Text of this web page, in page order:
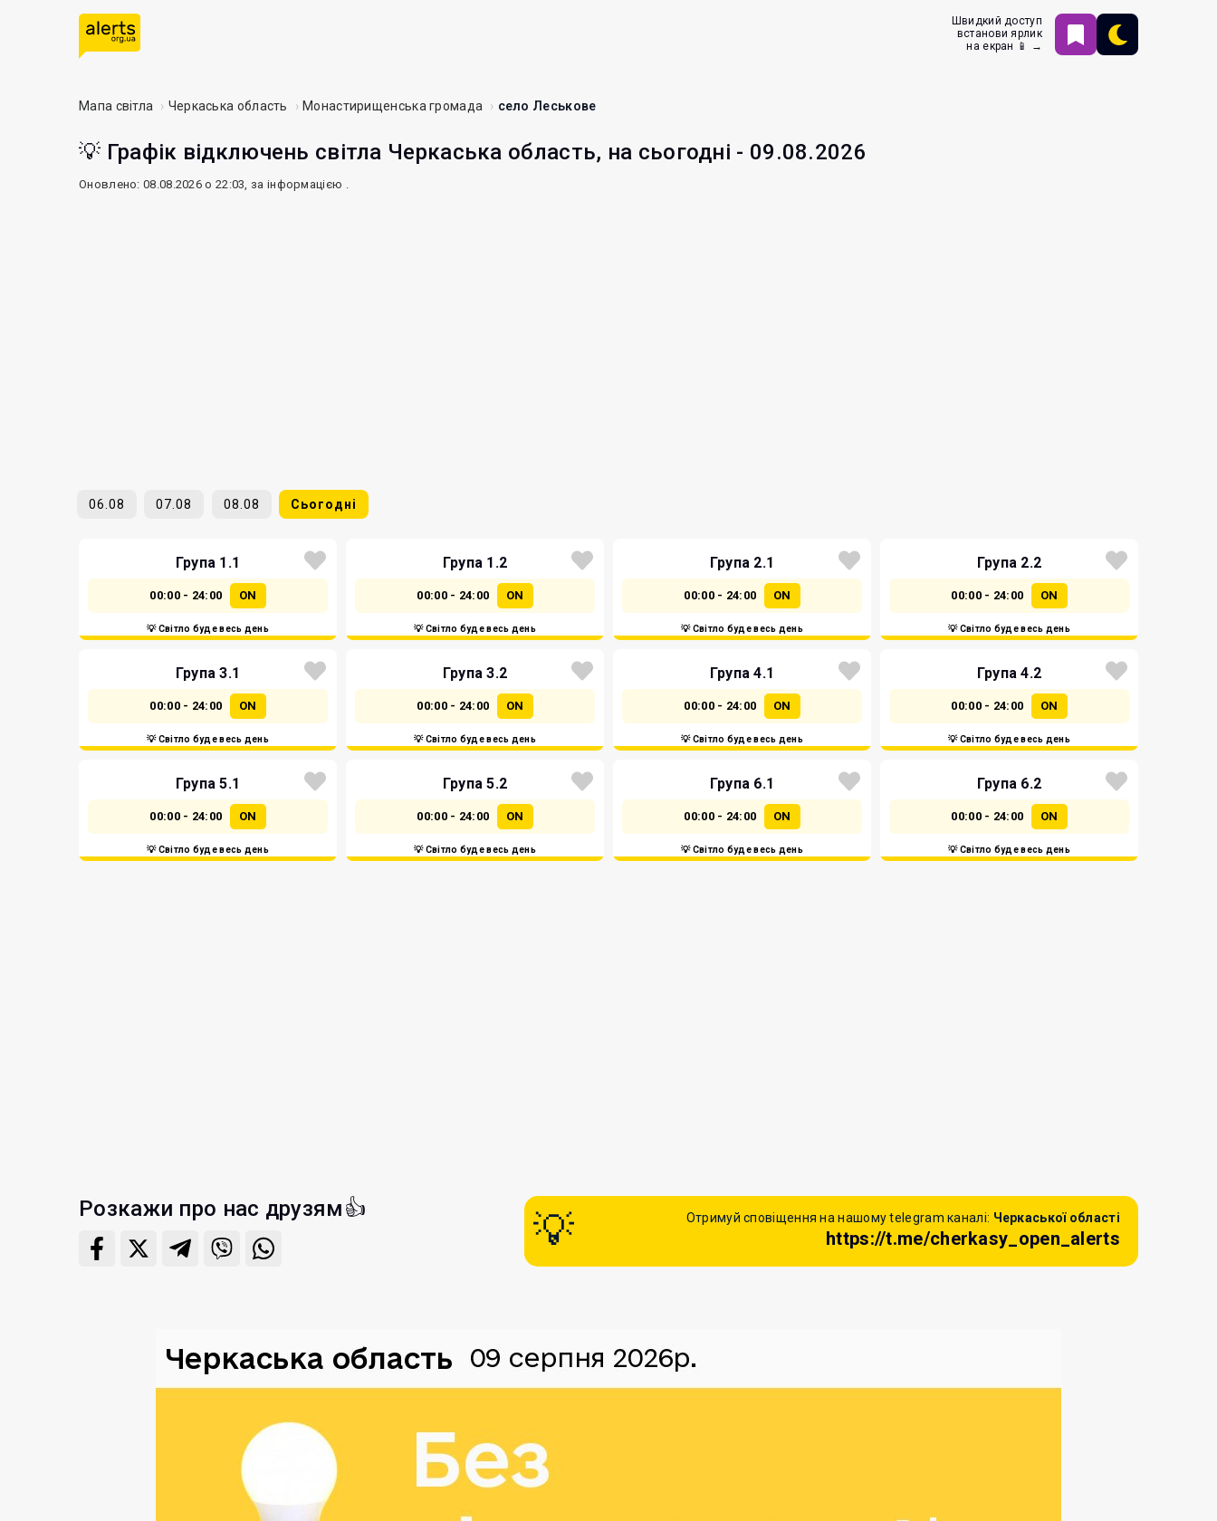
Швидкий доступ
встанови ярлик
на екран 📱 →
Мапа світла Черкаська область Монастирищенська громада село Леськове
💡 Графік відключень світла Черкаська область, на сьогодні - 09.08.2026
Оновлено: 08.08.2026 о 22:03, за інформацією .
06.08 07.08 08.08 Сьогодні
Група 1.1
00:00 - 24:00 ON
💡 Світло буде весь день
Група 1.2
00:00 - 24:00 ON
💡 Світло буде весь день
Група 2.1
00:00 - 24:00 ON
💡 Світло буде весь день
Група 2.2
00:00 - 24:00 ON
💡 Світло буде весь день
Група 3.1
00:00 - 24:00 ON
💡 Світло буде весь день
Група 3.2
00:00 - 24:00 ON
💡 Світло буде весь день
Група 4.1
00:00 - 24:00 ON
💡 Світло буде весь день
Група 4.2
00:00 - 24:00 ON
💡 Світло буде весь день
Група 5.1
00:00 - 24:00 ON
💡 Світло буде весь день
Група 5.2
00:00 - 24:00 ON
💡 Світло буде весь день
Група 6.1
00:00 - 24:00 ON
💡 Світло буде весь день
Група 6.2
00:00 - 24:00 ON
💡 Світло буде весь день
Розкажи про нас друзям👍 Отримуй сповіщення на нашому telegram каналі: Черкаської області
https://t.me/cherkasy_open_alerts